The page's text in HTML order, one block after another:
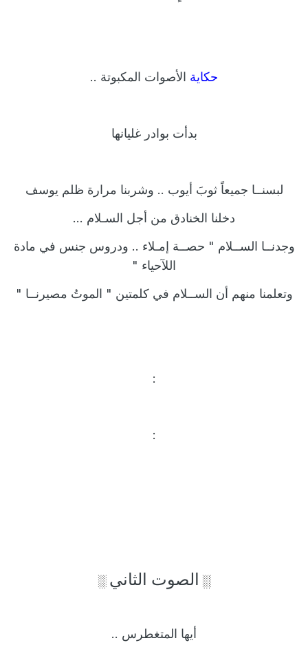
حكايةالأصوات المكبوتة..
بدأت بوادر غليانها
لبسنــا جميعاً ثوبَأيوب.. وشربنا مرارة ظلم يوسف
دخلنا الخنادق من أجل السـلام...
وجدنــا الســلام " حصــة إمـلاء.. ودروس جنس في مادة
اللآحياء"
وتعلمنا منهم أن الســلام في كلمتين " الموتُ مصيرنــا "
░ الصوت الثاني ░
أيها المتغطرس ..